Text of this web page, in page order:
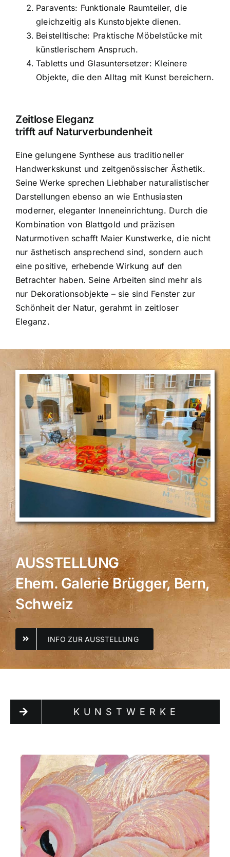
Paravents: Funktionale Raumteiler, die
gleichzeitig als Kunstobjekte dienen.
Beistelltische: Praktische Möbelstücke mit
künstlerischem Anspruch.
Tabletts und Glasuntersetzer: Kleinere
Objekte, die den Alltag mit Kunst bereichern.
Zeitlose Eleganz
trifft auf Naturverbundenheit
Eine gelungene Synthese aus traditioneller
Handwerkskunst und zeitgenössischer Ästhetik.
Seine Werke sprechen Liebhaber naturalistischer
Darstellungen ebenso an wie Enthusiasten
moderner, eleganter Inneneinrichtung. Durch die
Kombination von Blattgold und präzisen
Naturmotiven schafft Maier Kunstwerke, die nicht
nur ästhetisch ansprechend sind, sondern auch
eine positive, erhebende Wirkung auf den
Betrachter haben. Seine Arbeiten sind mehr als
nur Dekorationsobjekte – sie sind Fenster zur
Schönheit der Natur, gerahmt in zeitloser
Eleganz.
AUSSTELLUNG
Ehem. Galerie Brügger, Bern,
Schweiz
INFO ZUR AUSSTELLUNG
KUNSTWERKE